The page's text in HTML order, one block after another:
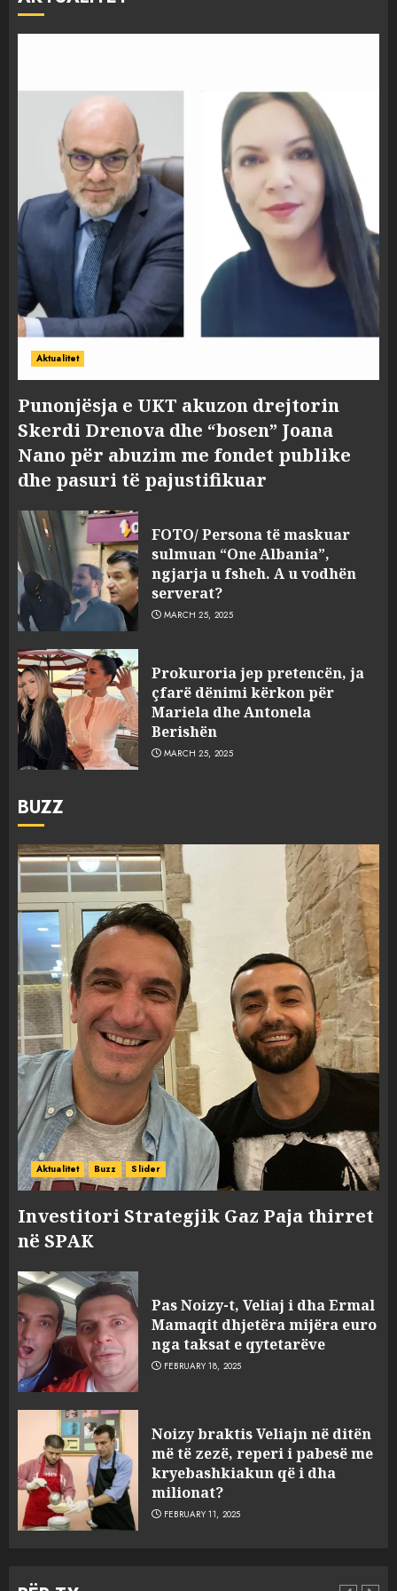
Aktualitet
Punonjësja e UKT akuzon drejtorin
Skerdi Drenova dhe “bosen” Joana
Nano për abuzim me fondet publike
dhe pasuri të pajustifikuar
FOTO/ Persona të maskuar
sulmuan “One Albania”,
ngjarja u fsheh. A u vodhën
serverat?
MARCH 25, 2025
Prokuroria jep pretencën, ja
çfarë dënimi kërkon për
Mariela dhe Antonela
Berishën
MARCH 25, 2025
BUZZ
Aktualitet Buzz Slider
Investitori Strategjik Gaz Paja thirret
në SPAK
Pas Noizy-t, Veliaj i dha Ermal
Mamaqit dhjetëra mijëra euro
nga taksat e qytetarëve
FEBRUARY 18, 2025
Noizy braktis Veliajn në ditën
më të zezë, reperi i pabesë me
kryebashkiakun që i dha
milionat?
FEBRUARY 11, 2025
3
sulmuan “One Albania”,
ngjarja u fsheh. A u vodhën
serverat?
MARCH 25, 2025